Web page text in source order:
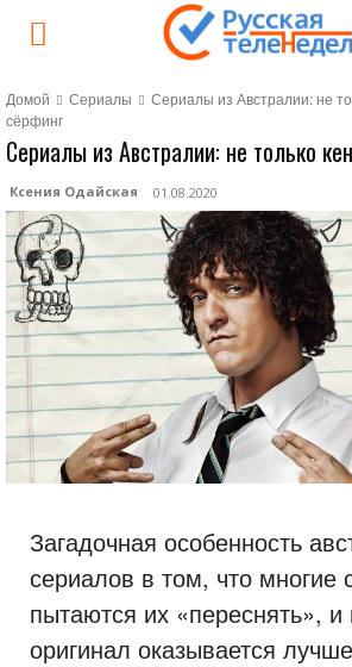
Домой Сериалы
Сериалы из Австралии: не
сёрфинг
Сериалы из Австралии: не только
Ксения Одайская 01.08.2020
Загадочная особенность
сериалов в том, что многие
пытаются их «переснять», и
оригинал оказывается лучше